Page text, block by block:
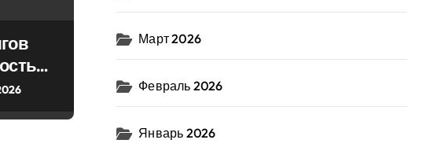
в
Март 2026
Февраль 2026
Январь 2026